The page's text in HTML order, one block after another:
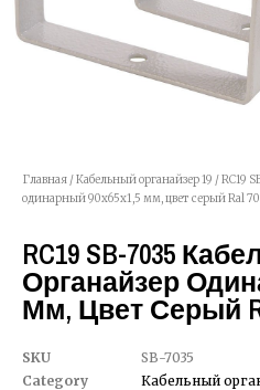
Главная /Кабельный органайзер 19 / RC19
одинарный 90х65х1,5 мм, цвет серый Ral
RC19 SB-7035
Органайзер
Мм, Цвет Серый
SKU
SB-7035
Category
Кабельный